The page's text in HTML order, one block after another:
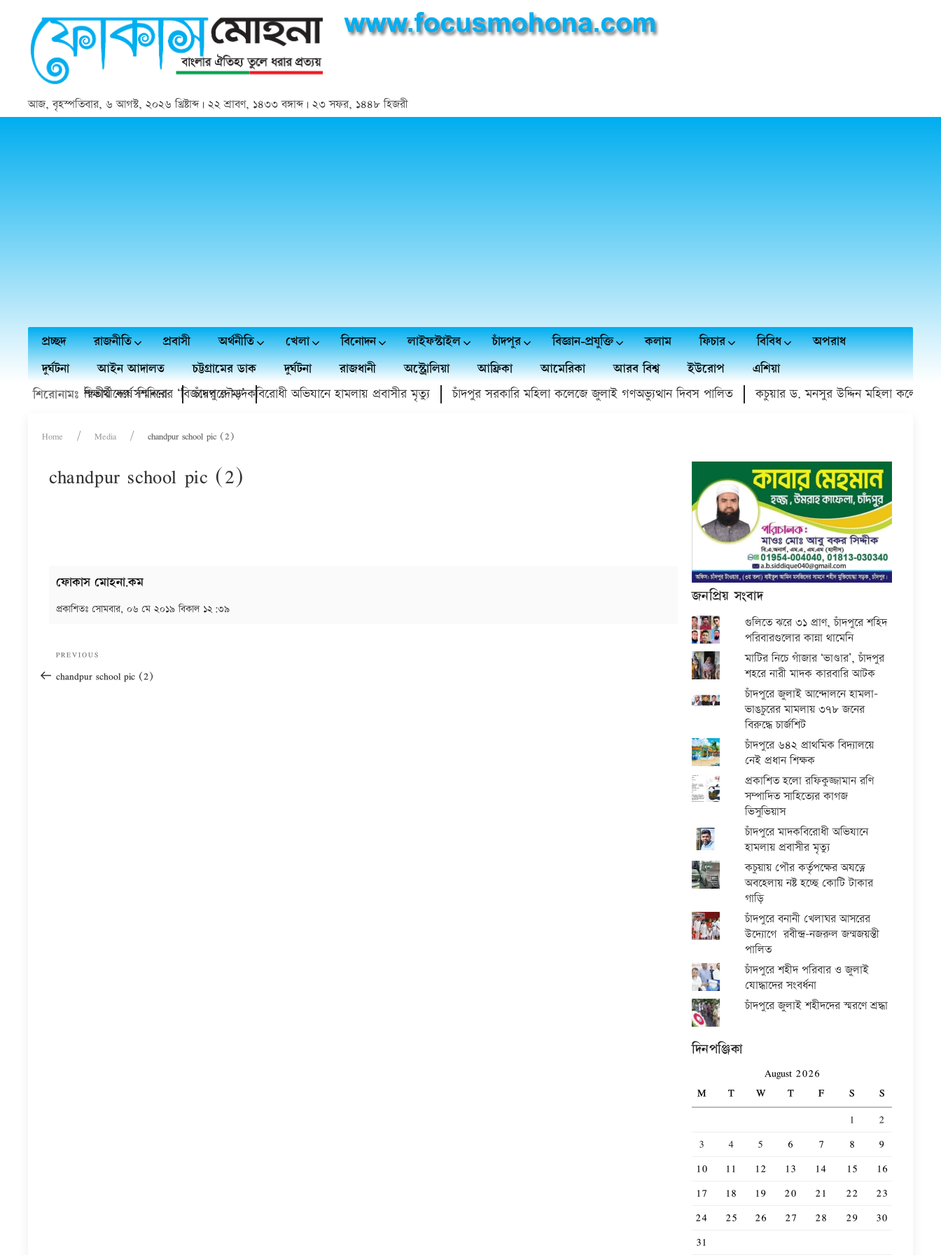
আজ, বৃহস্পতিবার, ৬ আগস্ট, ২০২৬ খ্রিষ্টাব্দ | ২২ শ্রাবণ, ১৪৩৩ বঙ্গাব্দ | ২৩ সফর, ১৪৪৮ হিজরী
প্রচ্ছদ রাজনীতি প্রবাসী অর্থনীতি খেলা বিনোদন লাইফস্টাইল চাঁদপুর বিজ্ঞান-প্রযুক্তি কলাম ফিচার বিবিধ
অপরাধ
দুর্ঘটনা
আইন আদালত চট্টগ্রামের ডাক দুর্ঘটনা রাজধানী অস্ট্রোলিয়া আফ্রিকা আমেরিকা আরব বিশ্ব ইউরোপ
এশিয়া
শিরোনামঃ
বৃত্তি প্রাপ্ত শিক্ষার্থীদের সম্মাননা চাঁদপুরে মাদকবিরোধী অভিযানে হামলায় প্রবাসীর মৃত্যু চাঁদপুর সরকারি মহিলা কলেজে জুলাই গণঅভ্যুত্থান দিবস পালিত কচুয়ার ড. মনসুর উদ্দিন মহিলা কলেজে
দ্বিতীয় বর্ষে শিবিরের ‘বিজয়ের দৌড়’
Home Media chandpur school pic (2)
chandpur school pic (2)
ফোকাস মোহনা.কম
প্রকাশিতঃ সোমবার, ০৬ মে ২০১৯ বিকাল ১২:৩৯
Previous
Post
PREVIOUS
chandpur school pic (2)
জনপ্রিয় সংবাদ
গুলিতে ঝরে ৩১ প্রাণ, চাঁদপুরে শহিদ
পরিবারগুলোর কান্না থামেনি
মাটির নিচে গাঁজার ‘ভাণ্ডার’, চাঁদপুর
শহরে নারী মাদক কারবারি আটক
চাঁদপুরে জুলাই আন্দোলনে হামলা-
ভাঙচুরের মামলায় ৩৭৮ জনের
বিরুদ্ধে চার্জশিট
চাঁদপুরে ৬৪২ প্রাথমিক বিদ্যালয়ে
নেই প্রধান শিক্ষক
প্রকাশিত হলো রফিকুজ্জামান রণি
সম্পাদিত সাহিত্যের কাগজ
ভিসুভিয়াস
চাঁদপুরে মাদকবিরোধী অভিযানে
হামলায় প্রবাসীর মৃত্যু
কচুয়ায় পৌর কর্তৃপক্ষের অযত্নে
অবহেলায় নষ্ট হচ্ছে কোটি টাকার
গাড়ি
চাঁদপুরে বনানী খেলাঘর আসরের
উদ্যোগে রবীন্দ্র-নজরুল জন্মজয়ন্তী
পালিত
চাঁদপুরে শহীদ পরিবার ও জুলাই
যোদ্ধাদের সংবর্ধনা
চাঁদপুরে জুলাই শহীদদের স্মরণে শ্রদ্ধা
দিনপঞ্জিকা
August 2026
M
T W T F S
S
1
2
3
4 5 6 7 8
9
10
11 12 13 14 15
16
17
18 19 20 21 22
23
24
25 26 27 28 29
30
31